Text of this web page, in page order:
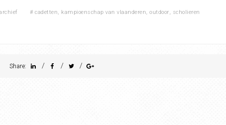
# cadetten, kampioenschap van vlaanderen, outdoor, scholieren
Share: / / /